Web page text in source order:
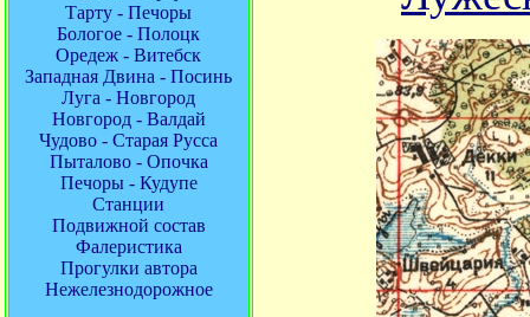
Тарту - Печоры
Бологое - Полоцк
Оредеж - Витебск
Западная Двина - Посинь
Луга - Новгород
Новгород - Валдай
Чудово - Старая Русса
Пыталово - Опочка
Печоры - Кудупе
Станции
Подвижной состав
Фалеристика
Прогулки автора
Нежелезнодорожное